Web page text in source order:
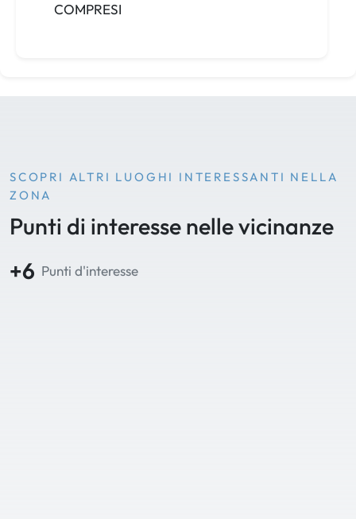
COMPRESI
SCOPRI ALTRI LUOGHI INTERESSANTI NELLA
ZONA
Punti di interesse nelle vicinanze
+6 Punti d'interesse